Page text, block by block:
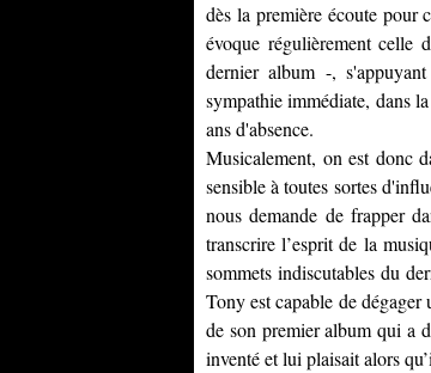
dès la première écoute pour
évoque régulièrement celle
dernier album -,
sympathie immédiate, dans
ans d'absence.
Musicalement, on est donc
sensible à toutes sortes
nous demande de frapper
transcrire l’esprit de la
sommets indiscutables du
Tony est capable de
de son premier album qui a
inventé et lui plaisait alors